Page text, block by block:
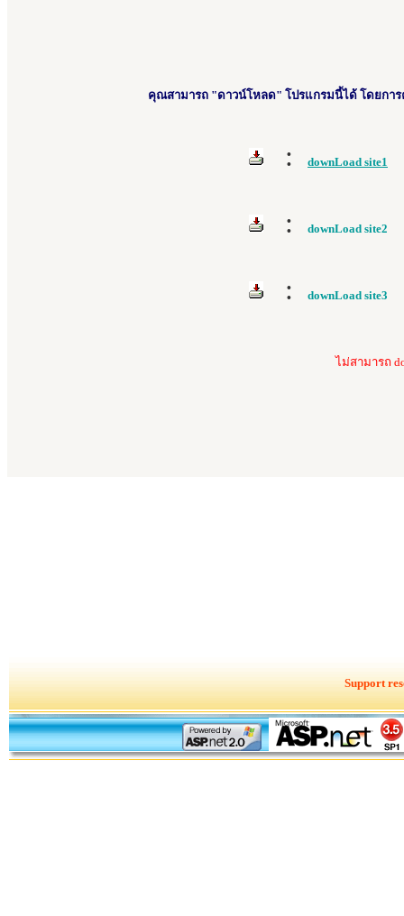
คุณสามารถ "ดาวน์โหลด" โปรแกรมนี้ได้ โดยกา
: downLoad site1
: downLoad site2
: downLoad site3
ไม่สามารถ
Support